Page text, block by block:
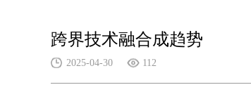
跨界技术融合成趋势
2025-04-30 112